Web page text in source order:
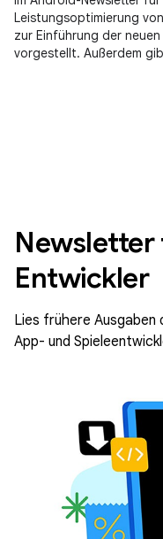
Leistungsoptimierung
zur Einführung der
vorgestellt. Außerdem
Newsletter
Entwickler
Lies frühere
App- und